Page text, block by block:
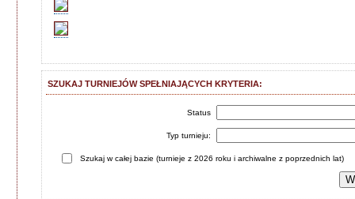
SZUKAJ TURNIEJÓW SPEŁNIAJĄCYCH KRYTERIA:
Status
Typ turnieju:
Szukaj w całej bazie (turnieje z 2026 roku i archiwalne z poprzednich lat)